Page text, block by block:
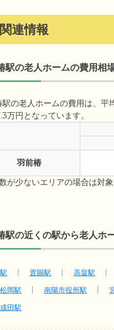
関連情報
駅の老人ホームの費用相
駅の老人ホームの費用は、平
万円となっています。
羽前椿
が少ないエリアの場合は対
駅の近くの駅から老人ホ
置賜駅 高畠駅
岡駅
南陽市役所駅
田駅